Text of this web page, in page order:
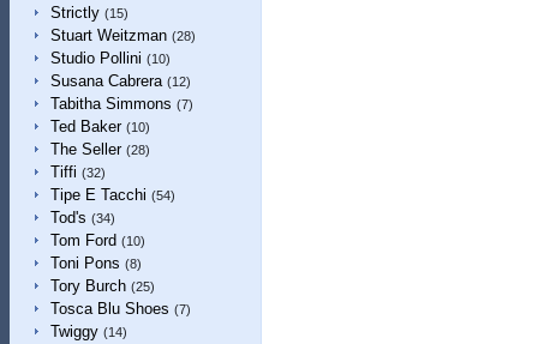
Strictly (15)
Stuart Weitzman (28)
Studio Pollini (10)
Susana Cabrera (12)
Tabitha Simmons (7)
Ted Baker (10)
The Seller (28)
Tiffi (32)
Tipe E Tacchi (54)
Tod's (34)
Tom Ford (10)
Toni Pons (8)
Tory Burch (25)
Tosca Blu Shoes (7)
Twiggy (14)